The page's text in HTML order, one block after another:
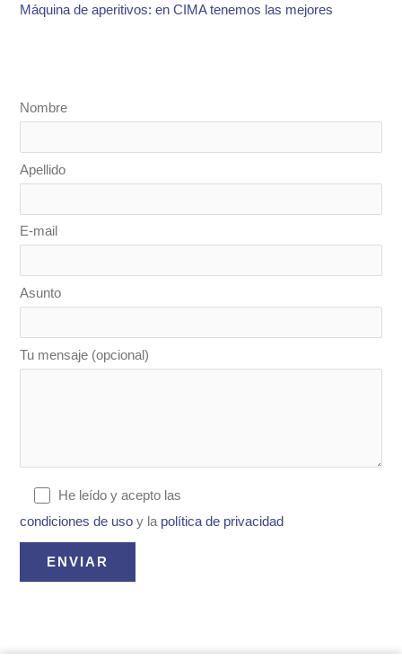
Máquina de aperitivos: en CIMA tenemos las mejores
Nombre
Apellido
E-mail
Asunto
Tu mensaje (opcional)
He leído y acepto las
condiciones de uso y la política de privacidad